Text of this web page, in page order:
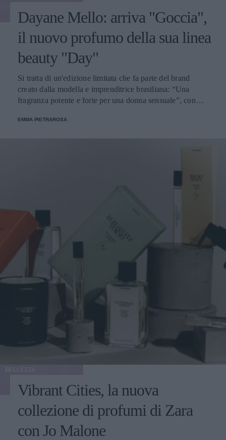
Dayane Mello: arriva "Goccia",
il nuovo profumo della sua linea
beauty "Day"
Si tratta di un'edizione limitata che fa parte del brand
creato dalla modella e imprenditrice brasiliana: “Una
fragranza potente e forte per una donna sensuale”, con
EMMA PIETRAROSA
Vibrant Cities, la nuova
collezione di profumi di Zara
con Jo Malone